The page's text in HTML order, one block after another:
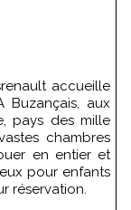
accueille
aux
pays des mille
chambres
en entier et
pour enfants
réservation.